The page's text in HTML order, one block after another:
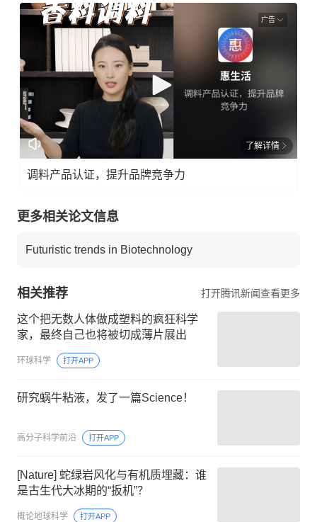
广告
了解详情
调料产品认证，提升品牌竞争力
更多相关论文信息
Futuristic trends in Biotechnology
相关推荐 打开腾讯新闻查看更多
这个把无数人体做成塑料的疯狂科学
家，最终自己也将被切成薄片展出
环球科学 打开APP
研究蜗牛粘液，发了一篇Science！
高分子科学前沿 打开APP
[Nature] 蛇绿岩风化与有机质埋藏：谁
是古生代大冰期的“扳机”？
概论地球科学 打开APP